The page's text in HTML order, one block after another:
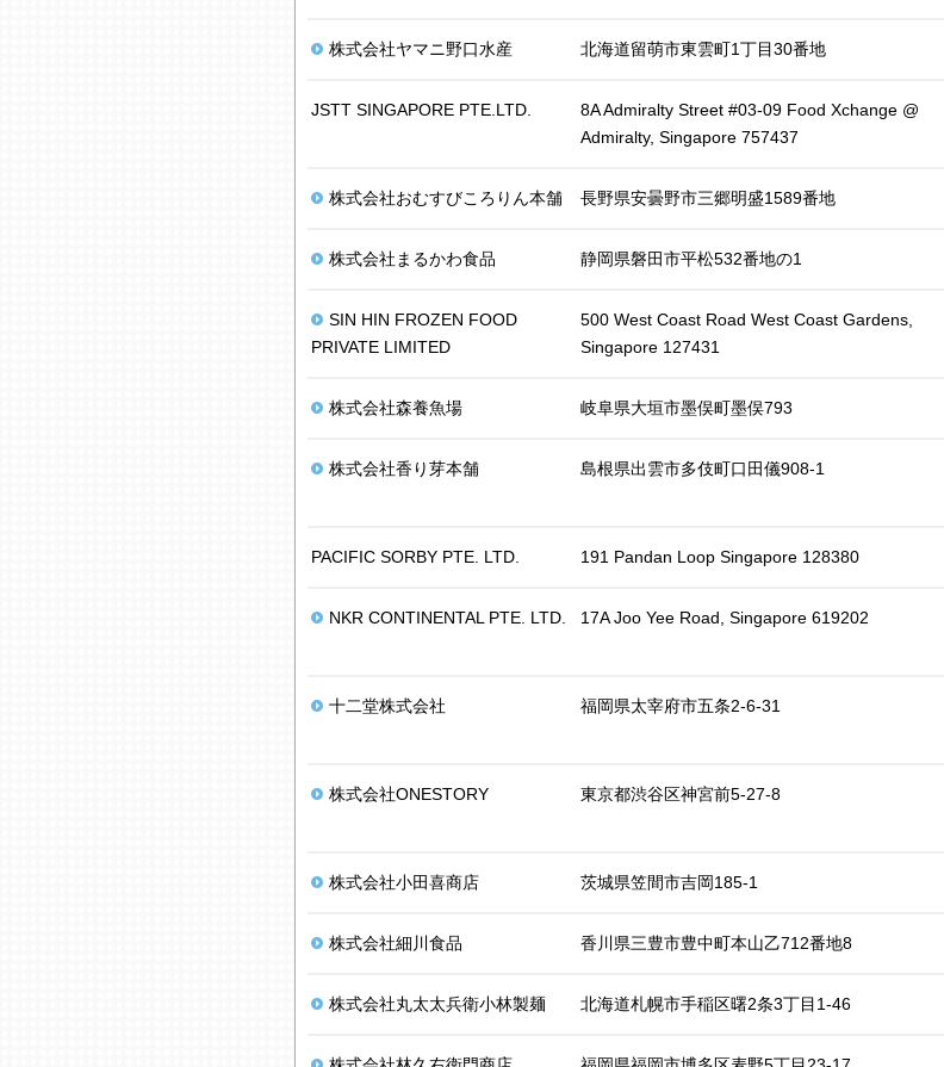
株式会社ヤマニ野口水産 北海道留萌市東雲町1丁目30番地
JSTT SINGAPORE PTE.LTD.
8A Admiralty Street #03-09 Food Xchange @
Admiralty, Singapore 757437
株式会社おむすびころりん本舗 長野県安曇野市三郷明盛1589番地
株式会社まるかわ食品 静岡県磐田市平松532番地の1
SIN HIN FROZEN FOOD
PRIVATE LIMITED
500 West Coast Road West Coast Gardens,
Singapore 127431
株式会社森養魚場 岐阜県大垣市墨俣町墨俣793
株式会社香り芽本舗 島根県出雲市多伎町口田儀908-1
PACIFIC SORBY PTE. LTD. 191 Pandan Loop Singapore 128380
NKR CONTINENTAL PTE. LTD. 17A Joo Yee Road, Singapore 619202
十二堂株式会社 福岡県太宰府市五条2-6-31
株式会社ONESTORY 東京都渋谷区神宮前5-27-8
株式会社小田喜商店 茨城県笠間市吉岡185-1
株式会社細川食品 ⾹川県三豊市豊中町本⼭⼄712番地8
株式会社丸太太兵衛小林製麺 北海道札幌市手稲区曙2条3丁目1-46